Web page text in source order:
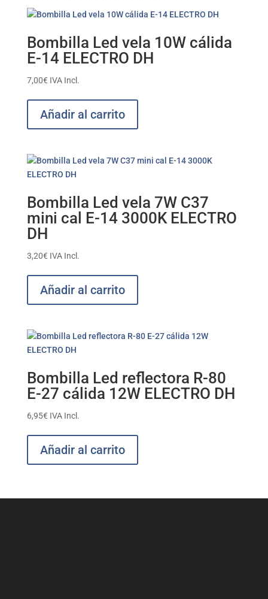
Bombilla Led vela 10W cálida
E-14 ELECTRO DH
7,00€ IVA Incl.
Añadir al carrito
Bombilla Led vela 7W C37
mini cal E-14 3000K ELECTRO
DH
3,20€ IVA Incl.
Añadir al carrito
Bombilla Led reflectora R-80
E-27 cálida 12W ELECTRO DH
6,95€ IVA Incl.
Añadir al carrito